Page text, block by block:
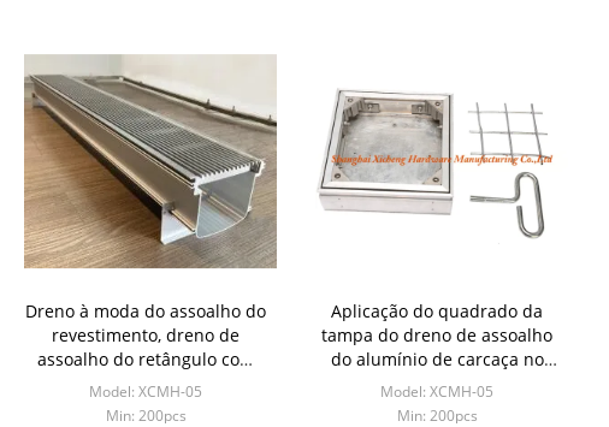
Dreno à moda do assoalho do
revestimento, dreno de
assoalho do retângulo com
comprimento da
personalização
Model: XCMH-05
Min: 200pcs
Aplicação do quadrado da
tampa do dreno de assoalho
do alumínio de carcaça no
assoalho
Model: XCMH-05
Min: 200pcs